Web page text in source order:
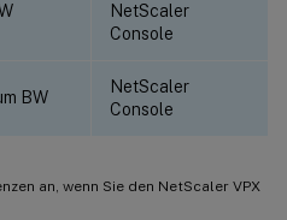
NetScaler
Console
BW
NetScaler
Console
an, wenn Sie den NetScaler VPX